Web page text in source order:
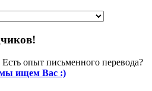
Есть опыт письменного перевода?
мы ищем Вас :)